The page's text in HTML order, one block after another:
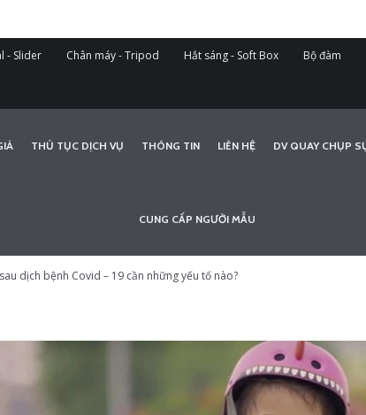
- Slider Chân máy - Tripod Hắt sáng - Soft Box Bộ đàm
THỦ TỤC DỊCH VỤ THÔNG TIN LIÊN HỆ DV QUAY CHỤP
CUNG CẤP NGƯỜI MẪU
dịch bệnh Covid – 19 cần những yếu tố nào?